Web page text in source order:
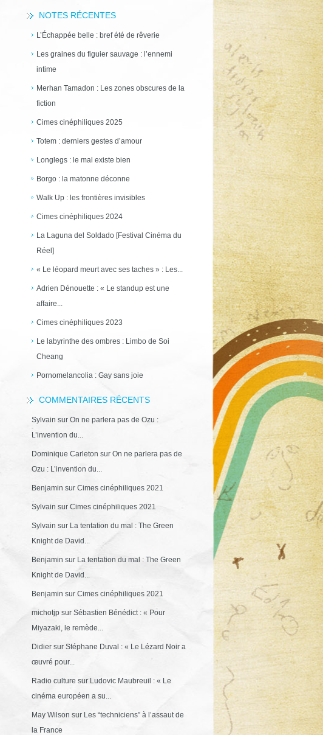
NOTES RÉCENTES
L’Échappée belle : bref été de rêverie
Les graines du figuier sauvage : l’ennemi
intime
Merhan Tamadon : Les zones obscures de la
fiction
Cimes cinéphiliques 2025
Totem : derniers gestes d’amour
Longlegs : le mal existe bien
Borgo : la matonne déconne
Walk Up : les frontières invisibles
Cimes cinéphiliques 2024
La Laguna del Soldado [Festival Cinéma du
Réel]
« Le léopard meurt avec ses taches » : Les...
Adrien Dénouette : « Le standup est une
affaire...
Cimes cinéphiliques 2023
Le labyrinthe des ombres : Limbo de Soi
Cheang
Pornomelancolia : Gay sans joie
COMMENTAIRES RÉCENTS
Sylvain sur On ne parlera pas de Ozu :
L’invention du...
Dominique Carleton sur On ne parlera pas de
Ozu : L’invention du...
Benjamin sur Cimes cinéphiliques 2021
Sylvain sur Cimes cinéphiliques 2021
Sylvain sur La tentation du mal : The Green
Knight de David...
Benjamin sur La tentation du mal : The Green
Knight de David...
Benjamin sur Cimes cinéphiliques 2021
michotjpsur Sébastien Bénédict : « Pour
Miyazaki, le remède...
Didiersur Stéphane Duval : « Le Lézard Noir a
œuvré pour...
Radio culture sur Ludovic Maubreuil : « Le
cinéma européen a su...
May Wilson sur Les “techniciens” à l’assaut de
la France